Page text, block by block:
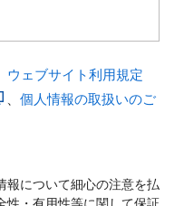
ウェブサイト利用規定
個人情報の取扱いのご
報について細心の注意を払
性・有用性等に関して保証